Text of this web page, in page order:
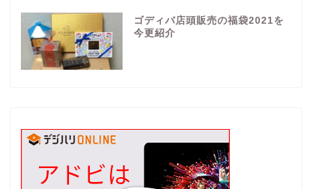
ゴディバ店頭販売の福袋2021を
今更紹介